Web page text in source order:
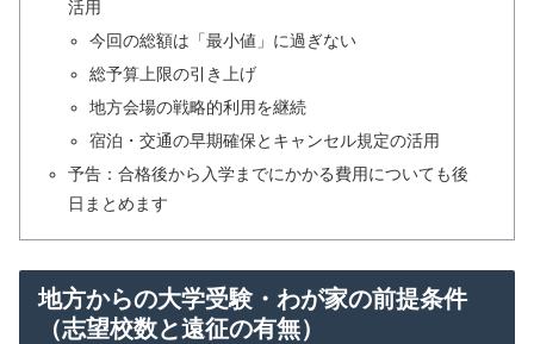
活用
今回の総額は「最小値」に過ぎない
総予算上限の引き上げ
地方会場の戦略的利用を継続
宿泊・交通の早期確保とキャンセル規定の活用
予告：合格後から入学までにかかる費用についても後
日まとめます
地方からの大学受験・わが家の前提条件
（志望校数と遠征の有無）